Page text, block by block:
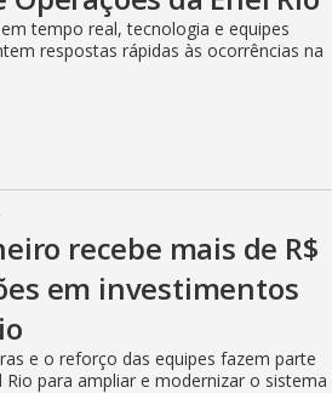
tempo real, tecnologia e equipes
respostas rápidas às ocorrências na
recebe mais de R$
em investimentos
e o reforço das equipes fazem parte
Rio para ampliar e modernizar o sistema